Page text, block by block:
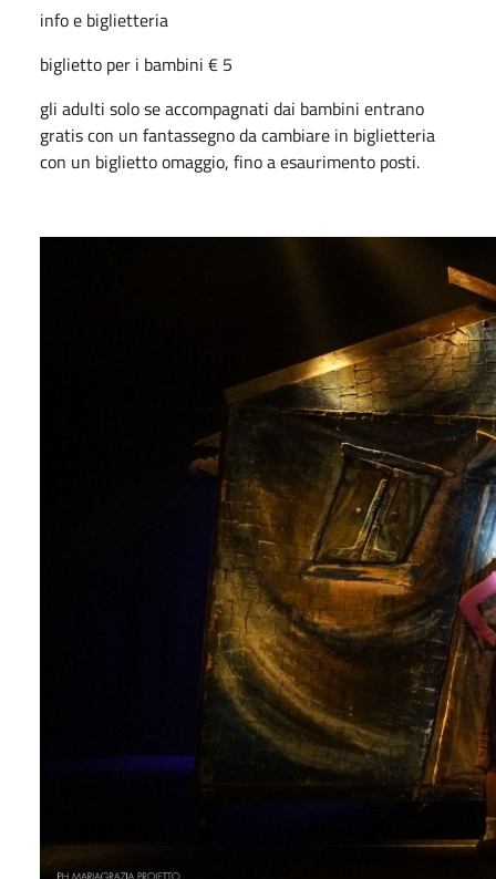
info e biglietteria
biglietto per i bambini € 5
gli adulti solo se accompagnati dai bambini entrano
gratis con un fantassegno da cambiare in biglietteria
con un biglietto omaggio, fino a esaurimento posti.